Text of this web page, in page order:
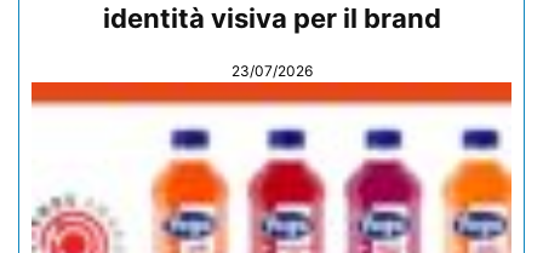
identità visiva per il brand
23/07/2026